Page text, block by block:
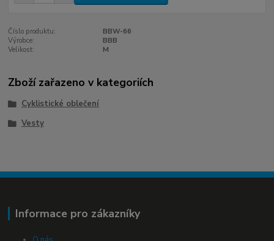
Číslo produktu:
BBW-66
Výrobce:
BBB
Velikost:
M
Zboží zařazeno v kategoriích
Cyklistické oblečení
Vesty
Informace pro zákazníky